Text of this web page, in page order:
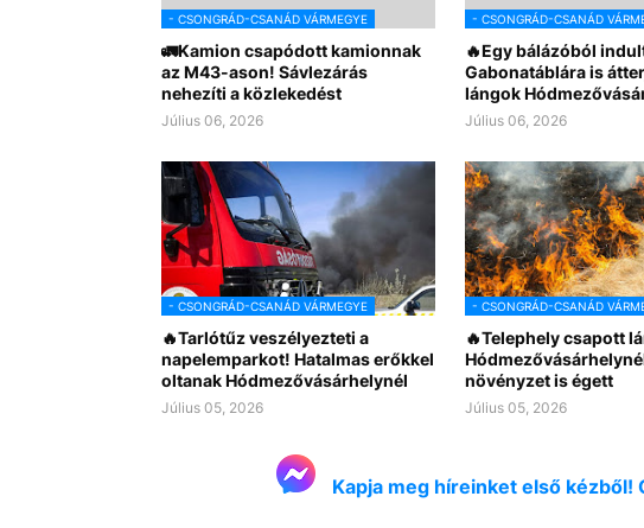
- CSONGRÁD-CSANÁD VÁRMEGYE
🚛Kamion csapódott kamionnak
az M43-ason! Sávlezárás
nehezíti a közlekedést
Július 06, 2026
- CSONGRÁD-CSANÁD
🔥Egy bálázóból
Gabonatáblára is
lángok
Július 06, 2026
- CSONGRÁD-CSANÁD VÁRMEGYE
🔥Tarlótűz veszélyezteti a
napelemparkot! Hatalmas erőkkel
oltanak Hódmezővásárhelynél
Július 05, 2026
- CSONGRÁD-CSANÁD
🔥Telephely csapott
növényzet is égett
Július 05, 2026
Kapja meg híreinket első